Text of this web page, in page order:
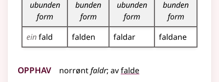
ubunden
form
bunden
form
ubunden
form
bunden
form
einfald falden faldar faldane
Opphav norrøntfaldr; avfalde